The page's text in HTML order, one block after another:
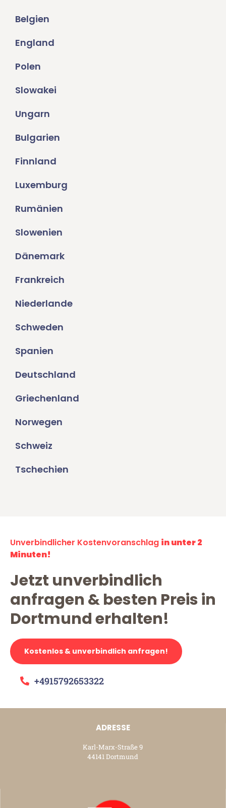
Belgien
England
Polen
Slowakei
Ungarn
Bulgarien
Finnland
Luxemburg
Rumänien
Slowenien
Dänemark
Frankreich
Niederlande
Schweden
Spanien
Deutschland
Griechenland
Norwegen
Schweiz
Tschechien
Unverbindlicher Kostenvoranschlag in unter 2
Minuten!
Jetzt unverbindlich
anfragen & besten Preis in
Dortmund erhalten!
Kostenlos & unverbindlich anfragen!
+4915792653322
ADRESSE
Karl-Marx-Straße 9
44141 Dortmund